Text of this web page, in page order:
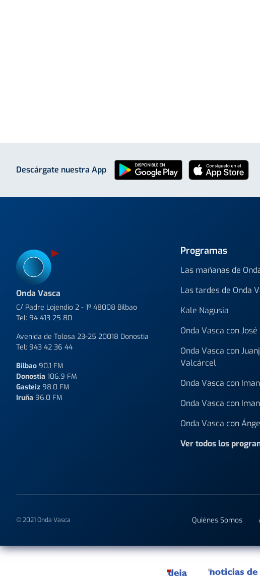
Descárgate nuestra App
Programas
Las mañanas de
Las tardes de Onda
Kale Nagusia
Onda Vasca con
Onda Vasca con
Valcárcel
Onda Vasca con
Onda Vasca con
Onda Vasca con
Ver todos los
Onda Vasca
C/ Padre Lojendio 2 - 1º 48008 Bilbao
Tel: 94 413 25 80
Avenida de Tolosa 23-25 20018 Donostia
Tel: 943 42 36 44
Bilbao 90.1 FM
Donostia 106.9 FM
Gasteiz 98.0 FM
Iruña 96.0 FM
Quiénes Somos
© 2021 Onda Vasca